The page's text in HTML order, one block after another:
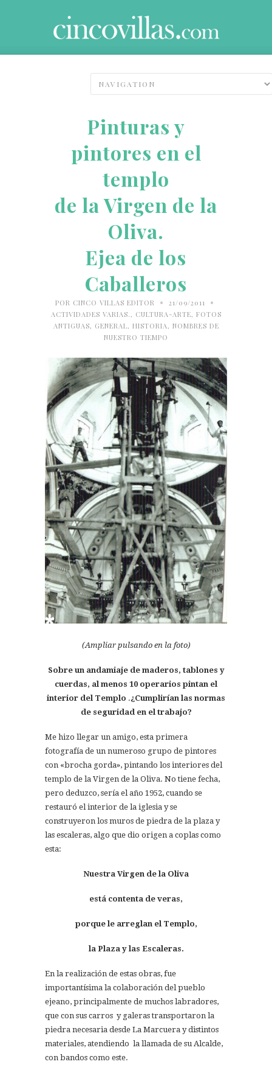
Pinturas y
pintores en el
templo
de la Virgen de la
Oliva.
Ejea de los
Caballeros
POR CINCO VILLAS EDITOR • 21/09/2011 •
ACTIVIDADES VARIAS. , CULTURA-ARTE, FOTOS
ANTIGUAS, GENERAL, HISTORIA , NOMBRES DE
NUESTRO TIEMPO
(Ampliar pulsando en la foto)
Sobre un andamiaje de maderos, tablones y
cuerdas, al menos 10 operarios pintan el
interior del Templo .¿Cumplirían las normas
de seguridad en el trabajo?
Me hizo llegar un amigo, esta primera
fotografía de un numeroso grupo de pintores
con «brocha gorda», pintando los interiores del
templo de la Virgen de la Oliva. No tiene fecha,
pero deduzco, sería el año 1952, cuando se
restauró el interior de la iglesia y se
construyeron los muros de piedra de la plaza y
las escaleras, algo que dio origen a coplas como
esta:
Nuestra Virgen de la Oliva
está contenta de veras,
porque le arreglan el Templo,
la Plaza y las Escaleras.
En la realización de estas obras, fue
importantísima la colaboración del pueblo
ejeano, principalmente de muchos labradores,
que con sus carros y galeras transportaron la
piedra necesaria desde La Marcuera y distintos
materiales, atendiendo la llamada de su Alcalde,
con bandos como este.